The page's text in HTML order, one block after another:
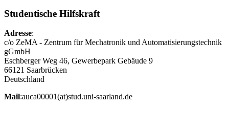
Studentische Hilfskraft
Adresse:
c/o ZeMA - Zentrum für Mechatronik und Automatisierungstechnik
gGmbH
Eschberger Weg 46, Gewerbepark Gebäude 9
66121 Saarbrücken
Deutschland
Mail:auca00001(at)stud.uni-saarland.de